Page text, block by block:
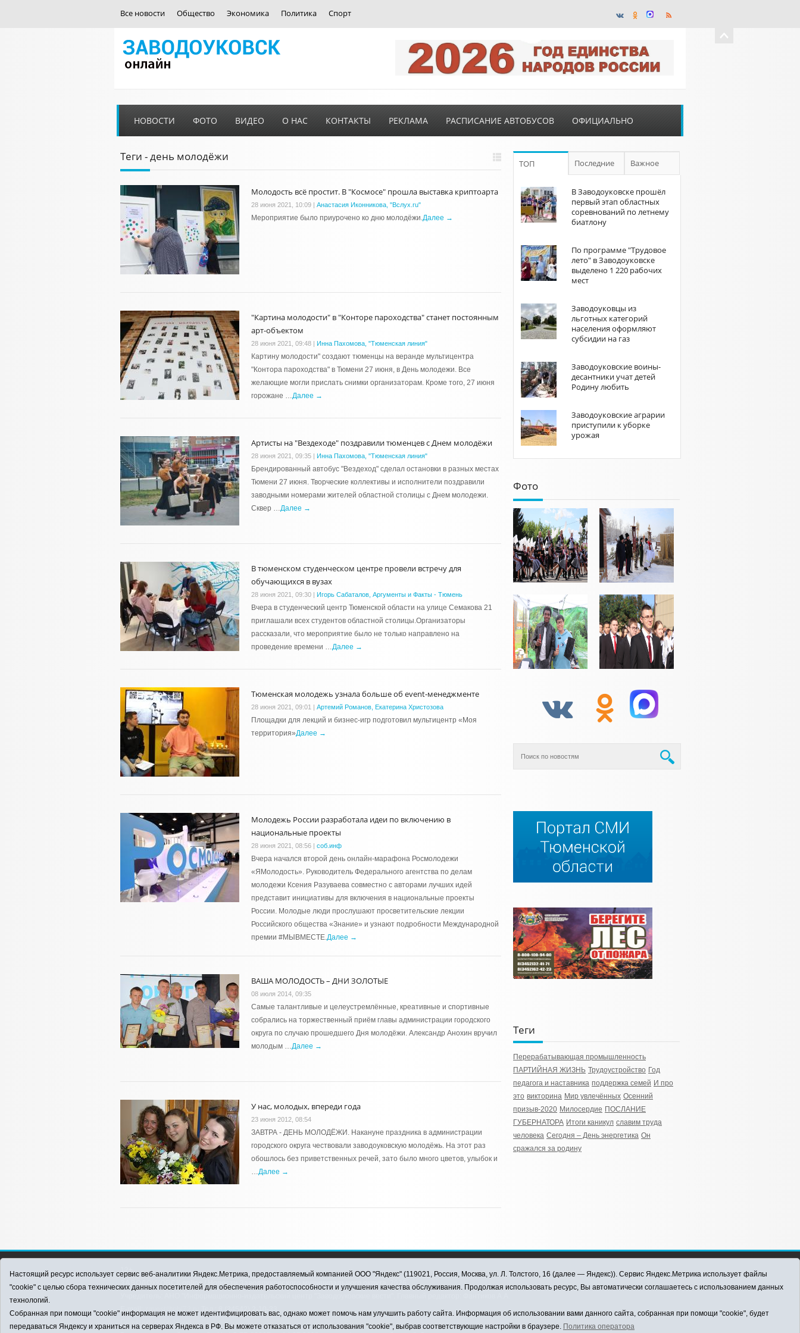
Все новости Общество Экономика Политика Спорт
НОВОСТИ ФОТО ВИДЕО О НАС КОНТАКТЫ РЕКЛАМА РАСПИСАНИЕ АВТОБУСОВ ОФИЦИАЛЬНО
Теги - день молодёжи
Молодость всё простит. В "Космосе" прошла выставка криптоарта
28 июня 2021, 10:09 | Анастасия Иконникова, "Вслух.ru"
Мероприятие было приурочено ко дню молодёжи.Далее →
"Картина молодости" в "Конторе пароходства" станет постоянным
арт-объектом
28 июня 2021, 09:48 | Инна Пахомова, "Тюменская линия"
Картину молодости" создают тюменцы на веранде мультицентра
"Контора пароходства" в Тюмени 27 июня, в День молодежи. Все
желающие могли прислать снимки организаторам. Кроме того, 27 июня
горожане …Далее →
Артисты на "Вездеходе" поздравили тюменцев с Днем молодёжи
28 июня 2021, 09:35 | Инна Пахомова, "Тюменская линия"
Брендированный автобус "Вездеход" сделал остановки в разных местах
Тюмени 27 июня. Творческие коллективы и исполнители поздравили
заводными номерами жителей областной столицы с Днем молодежи.
Сквер …Далее →
В тюменском студенческом центре провели встречу для
обучающихся в вузах
28 июня 2021, 09:30 | Игорь Сабаталов, Аргументы и Факты - Тюмень
Вчера в студенческий центр Тюменской области на улице Семакова 21
приглашали всех студентов областной столицы.Организаторы
рассказали, что мероприятие было не только направлено на
проведение времени …Далее →
Тюменская молодежь узнала больше об event-менеджменте
28 июня 2021, 09:01 | Артемий Романов, Екатерина Христозова
Площадки для лекций и бизнес-игр подготовил мультицентр «Моя
территория»Далее →
Молодежь России разработала идеи по включению в
национальные проекты
28 июня 2021, 08:56 | соб.инф
Вчера начался второй день онлайн-марафона Росмолодежи
«ЯМолодость». Руководитель Федерального агентства по делам
молодежи Ксения Разуваева совместно с авторами лучших идей
представит инициативы для включения в национальные проекты
России. Молодые люди прослушают просветительские лекции
Российского общества «Знание» и узнают подробности Международной
премии #МЫВМЕСТЕ.Далее →
ВАША МОЛОДОСТЬ – ДНИ ЗОЛОТЫЕ
08 июля 2014, 09:35
Самые талантливые и целеустремлённые, креативные и спортивные
собрались на торжественный приём главы администрации городского
округа по случаю прошедшего Дня молодёжи. Александр Анохин вручил
молодым …Далее →
У нас, молодых, впереди года
23 июня 2012, 08:54
ЗАВТРА - ДЕНЬ МОЛОДЁЖИ. Накануне праздника в администрации
городского округа чествовали заводоуковскую молодёжь. На этот раз
обошлось без приветственных речей, зато было много цветов, улыбок и
…Далее →
ТОП Последние Важное
В Заводоуковске прошёл
первый этап областных
соревнований по летнему
биатлону
По программе "Трудовое
лето" в Заводоуковске
выделено 1 220 рабочих
мест
Заводоуковцы из
льготных категорий
населения оформляют
субсидии на газ
Заводоуковские воины-
десантники учат детей
Родину любить
Заводоуковские аграрии
приступили к уборке
урожая
Фото
Теги
Перерабатывающая промышленность
ПАРТИЙНАЯ ЖИЗНЬ Трудоустройство Год
педагога и наставника поддержка семей И про
это викторина Мир увлечённых Осенний
призыв-2020 Милосердие ПОСЛАНИЕ
ГУБЕРНАТОРА Итоги каникул славим труда
человека Сегодня – День энергетика Он
сражался за родину
ЗАВОДОУКОВСК online / Новости Заводоуковского муниципального округа, 2026
E-mail:
Тел.: 8 (34542) 2-10-33
Политика оператора
Настоящий ресурс использует сервис веб-аналитики Яндекс.Метрика, предоставляемый компанией ООО "Яндекс" (119021, Россия, Москва, ул. Л. Толстого, 16 (далее — Яндекс)). Сервис Яндекс.Метрика использует файлы
"cookie" с целью сбора технических данных посетителей для обеспечения работоспособности и улучшения качества обслуживания. Продолжая использовать ресурс, Вы автоматически соглашаетесь с использованием данных
технологий.
Собранная при помощи "cookie" информация не может идентифицировать вас, однако может помочь нам улучшить работу сайта. Информация об использовании вами данного сайта, собранная при помощи "cookie", будет
передаваться Яндексу и храниться на серверах Яндекса в РФ. Вы можете отказаться от использования "cookie", выбрав соответствующие настройки в браузере. Политика оператора